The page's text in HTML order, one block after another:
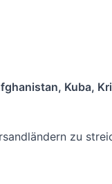
Kuba,
zu